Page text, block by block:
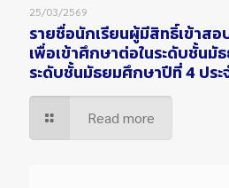
25/03/2569
รายชื่อนักเรียนผู้มีสิทธิ์เข้าส
เพื่อเข้าศึกษาต่อในระดับชั้นมั
ระดับชั้นมัธยมศึกษาปีที่ 4 ปร
Read more